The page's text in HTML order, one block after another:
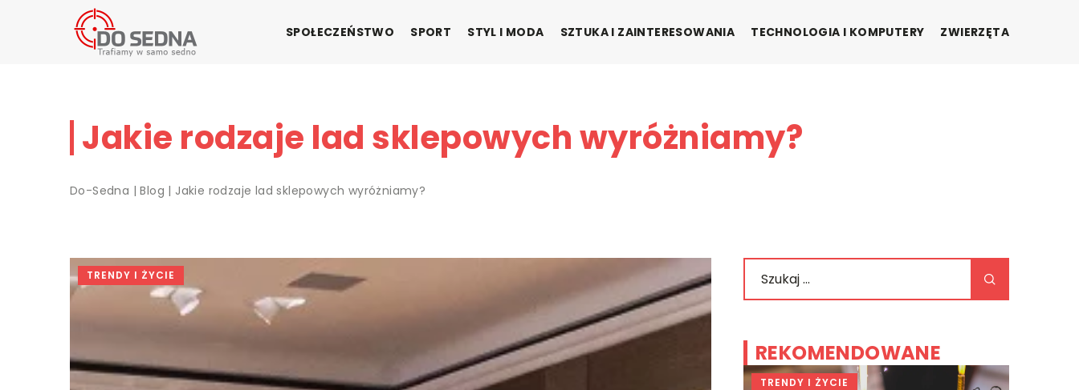
SPOŁECZEŃSTWO SPORT STYL I MODA SZTUKA I ZAINTERESOWANIA TECHNOLOGIA I KOMPUTERY ZWIERZĘTA
Jakie rodzaje lad sklepowych wyróżniamy?
Do-Sedna |Blog | Jakie rodzaje lad sklepowych wyróżniamy?
TRENDY I ŻYCIE
REKOMENDOWANE
HOBBY DOM I WNĘTRZE TRENDY I ŻYCIE